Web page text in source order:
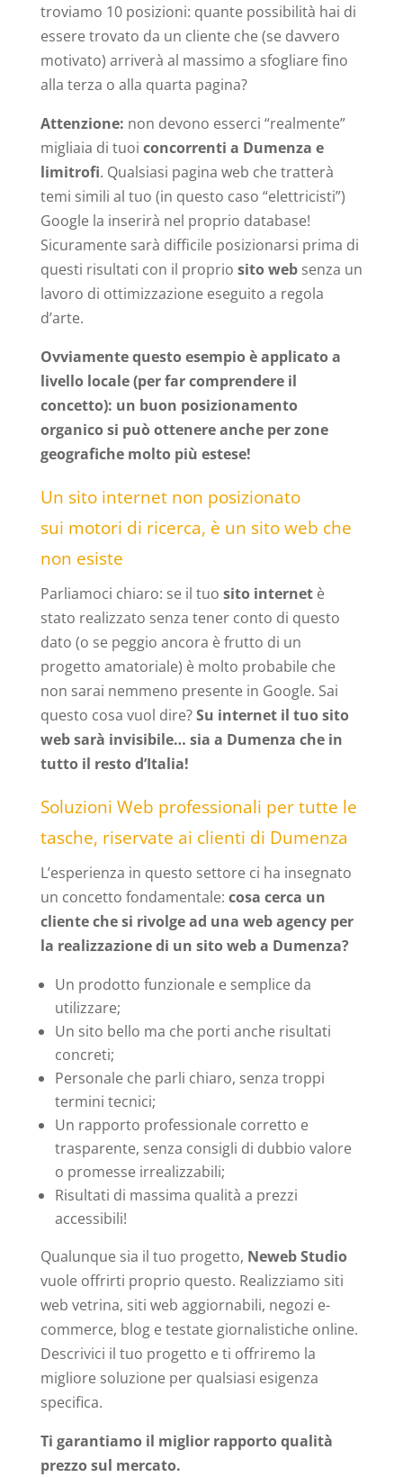
troviamo 10 posizioni: quante possibilità hai di
essere trovato da un cliente che (se davvero
motivato) arriverà al massimo a sfogliare fino
alla terza o alla quarta pagina?
Attenzione: non devono esserci “realmente”
migliaia di tuoi concorrenti a Dumenza e
limitrofi. Qualsiasi pagina web che tratterà
temi simili al tuo (in questo caso “elettricisti”)
Google la inserirà nel proprio database!
Sicuramente sarà difficile posizionarsi prima di
questi risultati con il proprio sito websenza un
lavoro di ottimizzazione eseguito a regola
d’arte.
Ovviamente questo esempio è applicato a
livello locale (per far comprendere il
concetto): un buon posizionamento
organico si può ottenere anche per zone
geografiche molto più estese!
Un sito internet non posizionato
sui motori di ricerca, è un sito web che
non esiste
Parliamoci chiaro: se il tuo sito internetè
stato realizzato senza tener conto di questo
dato (o se peggio ancora è frutto di un
progetto amatoriale) è molto probabile che
non sarai nemmeno presente in Google. Sai
questo cosa vuol dire?Su internet il tuo sito
web sarà invisibile… sia a Dumenza che in
tutto il resto d’Italia!
Soluzioni Web professionali per tutte le
tasche, riservate ai clienti di Dumenza
L’esperienza in questo settore ci ha insegnato
un concetto fondamentale: cosa cerca un
cliente che si rivolge ad una web agency per
la realizzazione di un sito web a Dumenza?
Un prodotto funzionale e semplice da
utilizzare;
Un sito bello ma che porti anche risultati
concreti;
Personale che parli chiaro, senza troppi
termini tecnici;
Un rapporto professionale corretto e
trasparente, senza consigli di dubbio valore
o promesse irrealizzabili;
Risultati di massima qualità a prezzi
accessibili!
Qualunque sia il tuo progetto, Neweb Studio
vuole offrirti proprio questo. Realizziamo siti
web vetrina, siti web aggiornabili, negozi e-
commerce, blog e testate giornalistiche online.
Descrivici il tuo progetto e ti offriremo la
migliore soluzione per qualsiasi esigenza
specifica.
Ti garantiamo il miglior rapporto qualità
prezzo sul mercato.